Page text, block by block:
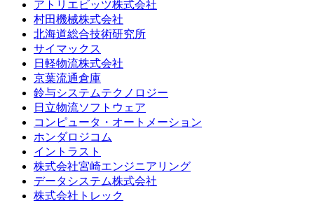
アトリエビッツ株式会社
村田機械株式会社
北海道総合技術研究所
サイマックス
日軽物流株式会社
京葉流通倉庫
鈴与システムテクノロジー
日立物流ソフトウェア
コンピュータ・オートメーション
ホンダロジコム
イントラスト
株式会社宮崎エンジニアリング
データシステム株式会社
株式会社トレック